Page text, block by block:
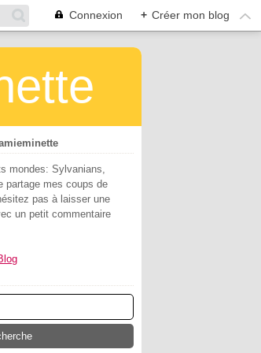
Connexion + Créer mon blog
mondes: Sylvanians,
partage mes coups de
pas à laisser une
un petit commentaire